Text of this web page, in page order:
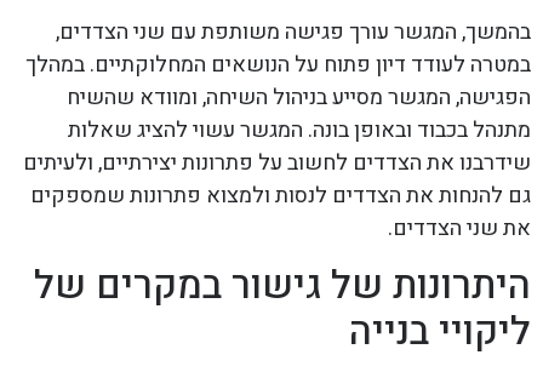
בהמשך, המגשר עורך פגישה משותפת עם שני הצדדים,
במטרה לעודד דיון פתוח על הנושאים המחלוקתיים. במהלך
הפגישה, המגשר מסייע בניהול השיחה, ומוודא שהשיח
מתנהל בכבוד ובאופן בונה. המגשר עשוי להציג שאלות
שידרבנו את הצדדים לחשוב על פתרונות יצירתיים, ולעיתים
גם להנחות את הצדדים לנסות ולמצוא פתרונות שמספקים
את שני הצדדים.
היתרונות של גישור במקרים של
ליקויי בנייה